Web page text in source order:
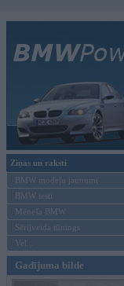
Ziņas un raksti
BMW modeļu jaunumi
BMW testi
Mēneša BMW
Sērijveida tūnings
Vel...
Gadījuma bilde